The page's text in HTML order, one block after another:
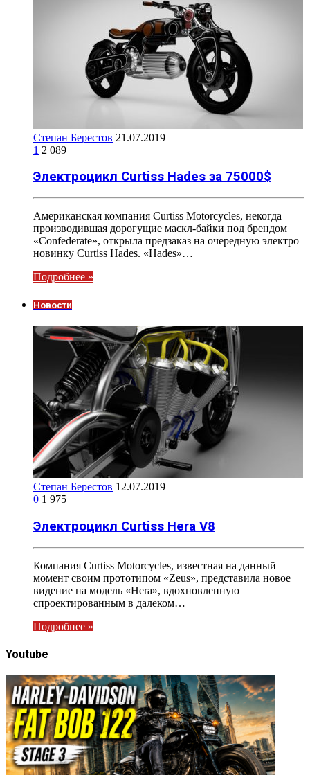
Степан Берестов 21.07.2019
1 2 089
Электроцикл Curtiss Hades за 75000$
Американская компания Curtiss Motorcycles, некогда
производившая дорогущие маскл-байки под брендом
«Confederate», открыла предзаказ на очередную электро
новинку Curtiss Hades. «Hades»…
Подробнее »
Новости
Степан Берестов 12.07.2019
0 1 975
Электроцикл Curtiss Hera V8
Компания Curtiss Motorcycles, известная на данный
момент своим прототипом «Zeus», представила новое
видение на модель «Hera», вдохновленную
спроектированным в далеком…
Подробнее »
Youtube